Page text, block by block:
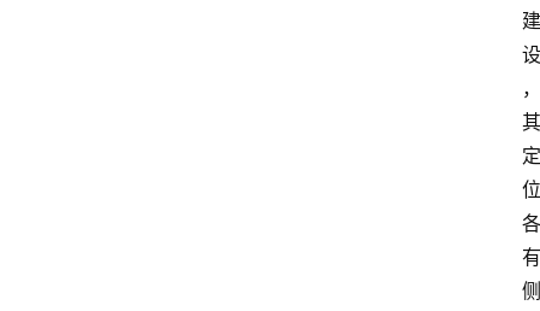
建
设
，
其
定
位
各
有
侧